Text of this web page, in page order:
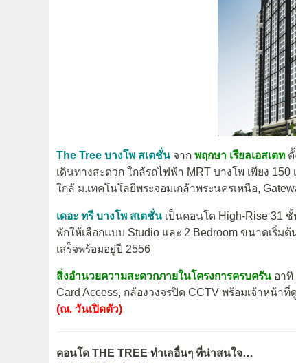
The Tree บางโพ สเตชั่น จาก พฤกษา เรียลเอสเตท
เดินทางสะดวก ใกล้รถไฟฟ้า MRT บางโพ เพียง
ใกล้ ม.เทคโนโลยีพระจอมเกล้าพระนครเหนือ,
เดอะ ทรี บางโพ สเตชั่น เป็นคอนโด High-Rise 31
พักให้เลือกแบบ Studio และ 2 Bedroom ขนาดเริ่ม
เสร็จพร้อมอยู่ปี 2556
สิ่งอำนวยความสะดวกภายในโครงการครบครัน อาทิ
Card Access, กล้องวงจรปิด CCTV พร้อมเจ้าหน้า
(ณ. วันเปิดตัว)
คอนโด THE TREE ทำเลอื่นๆ ที่น่าสนใจ…